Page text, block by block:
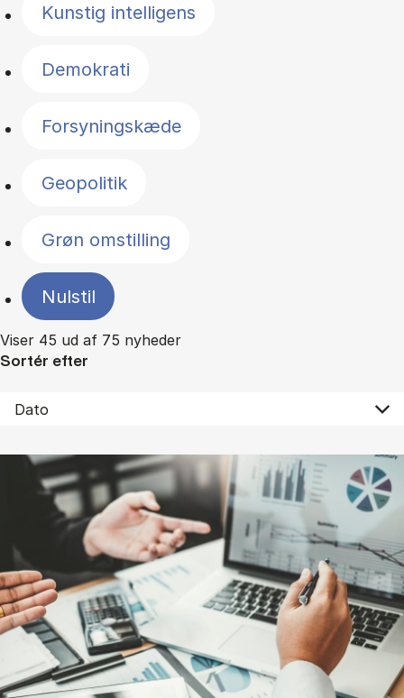
Kunstig intelligens
Demokrati
Forsyningskæde
Geopolitik
Grøn omstilling
Nulstil
Viser 45 ud af 75 nyheder
Sortér efter